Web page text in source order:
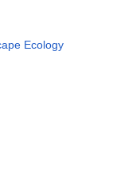
Ecology